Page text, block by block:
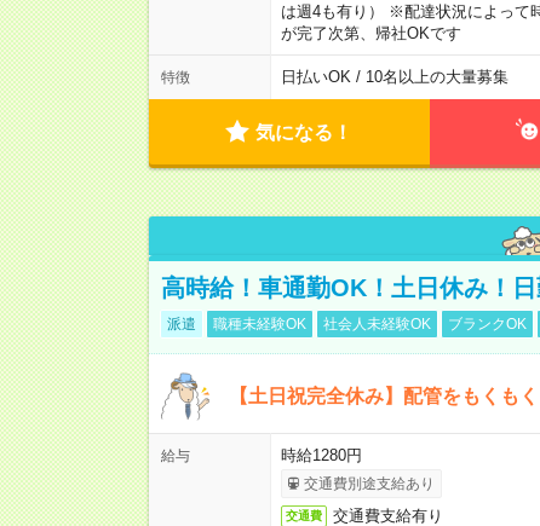
は週4も有り） ※配達状況によっ
が完了次第、帰社OKです
特徴 日払いOK / 10名以上の大量募集
気になる！
高時給！車通勤OK！土日休み！
派遣 職種未経験OK 社会人未経験OK ブランクOK
【土日祝完全休み】配管をもくも
給与 時給1280円
交通費別途支給あり
交通費 交通費支給有り